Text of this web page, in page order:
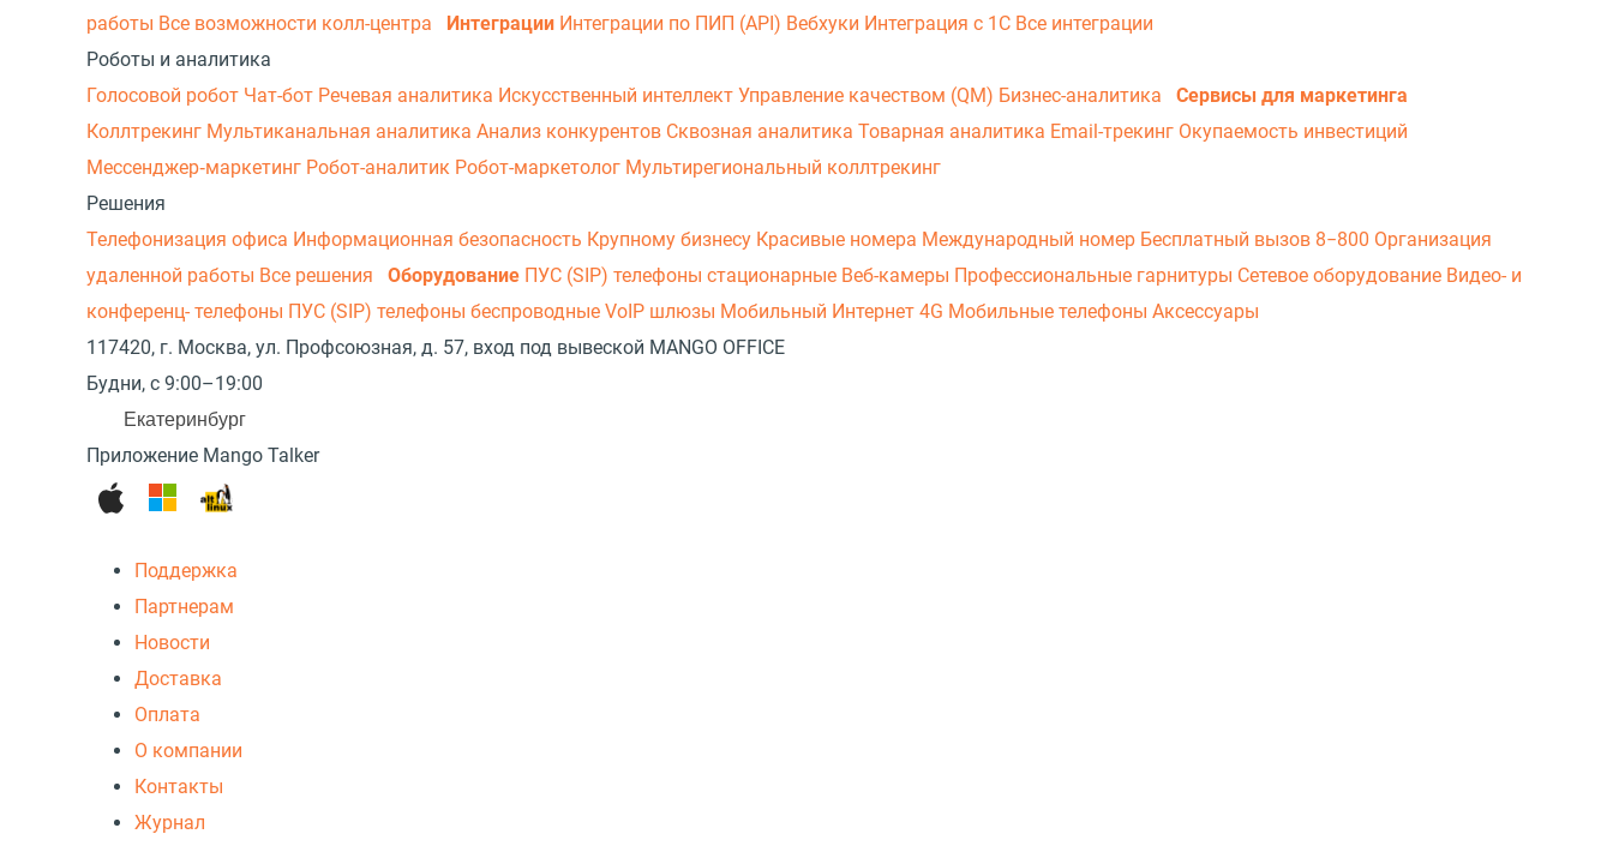
работы Все возможности колл-центра Интеграции Интеграции по ПИП (API) Вебхуки Интеграция с 1С Все интеграции
Роботы и аналитика
Голосовой робот Чат-бот Речевая аналитика Искусственный интеллект Управление качеством (QM) Бизнес-аналитика
Сервисы для маркетинга
Коллтрекинг Мультиканальная аналитика Анализ конкурентов Сквозная аналитика Товарная аналитика Email-трекинг Окупаемость инвестиций
Мессенджер‑маркетинг Робот-аналитик Робот-маркетолог Мультирегиональный коллтрекинг
Решения
Телефонизация офиса Информационная безопасность Крупному бизнесу Красивые номера Международный номер Бесплатный вызов 8−800 Организация
удаленной работы Все решения Оборудование ПУС (SIP) телефоны стационарные Веб-камеры Профессиональные гарнитуры Сетевое оборудование Видео- и
конференц- телефоны ПУС (SIP) телефоны беспроводные VoIP шлюзы Мобильный Интернет 4G Мобильные телефоны Аксессуары
117420, г. Москва, ул. Профсоюзная, д. 57, вход под вывеской MANGO OFFICE
Будни, с 9:00–19:00
Екатеринбург
Приложение Mango Talker
Поддержка
Партнерам
Новости
Доставка
Оплата
О компании
Контакты
Журнал